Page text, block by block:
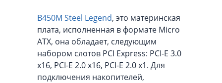
B450M Steel Legend, это материнская
плата, исполненная в формате Micro
ATX, она обладает, следующим
набором слотов PCI Express: PCI-E 3.0
x16, PCI-E 2.0 x16, PCI-E 2.0 x1. Для
подключения накопителей,